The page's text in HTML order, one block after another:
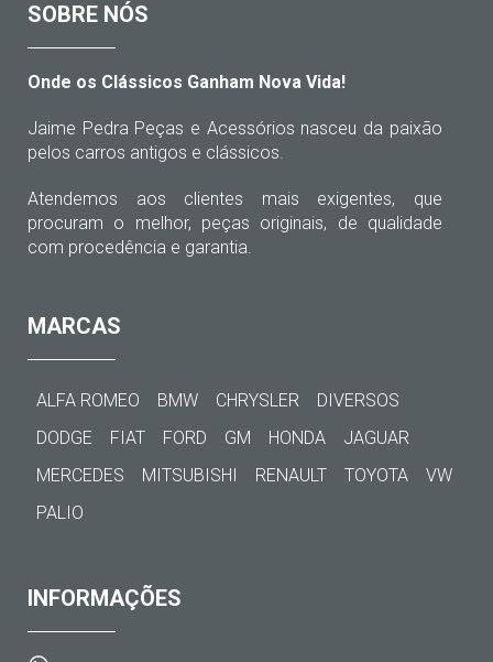
SOBRE NÓS
Onde os Clássicos Ganham Nova Vida!
Jaime Pedra Peças e Acessórios nasceu da paixão
pelos carros antigos e clássicos.
Atendemos aos clientes mais exigentes, que
procuram o melhor, peças originais, de qualidade
com procedência e garantia.
MARCAS
ALFA ROMEO BMW CHRYSLER
DIVERSOS
DODGE
FIAT FORD GM HONDA
JAGUAR
MERCEDES
MITSUBISHI RENAULT TOYOTA
VW
PALIO
INFORMAÇÕES